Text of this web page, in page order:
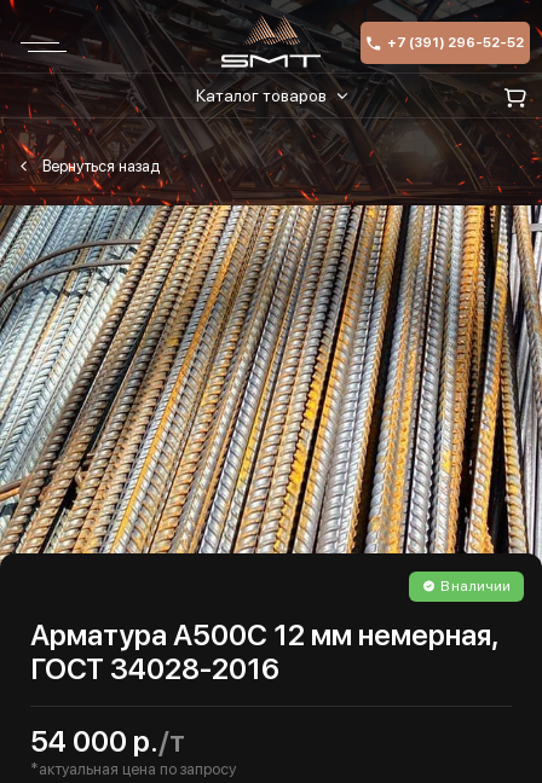
+7 (391) 296-52-52
Каталог товаров
В наличии
Арматура А500С 12 мм немерная,
ГОСТ 34028-2016
54 000 р./т
*актуальная цена по запросу